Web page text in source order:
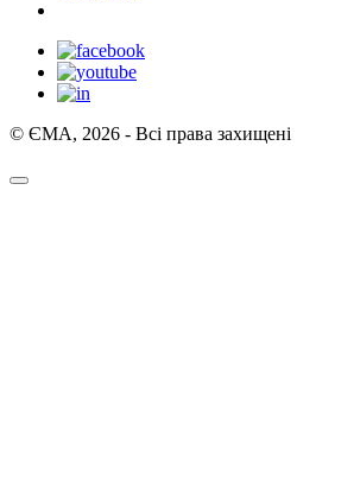
© ЄМА, 2026 - Всі права захищені